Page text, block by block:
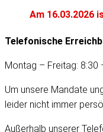
Am 16.03.2026
Telefonische
Montag – Freitag: 8:30
Um unsere Mandate
leider nicht immer
Außerhalb unserer